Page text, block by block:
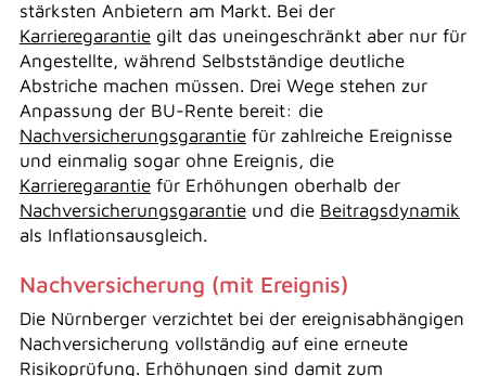
stärksten Anbietern am Markt. Bei der
Karrieregarantiegilt das uneingeschränkt aber nur für
Angestellte, während Selbstständige deutliche
Abstriche machen müssen. Drei Wege stehen zur
Anpassung der BU-Rente bereit: die
Nachversicherungsgarantiefür zahlreiche Ereignisse
und einmalig sogar ohne Ereignis, die
Karrieregarantiefür Erhöhungen oberhalb der
Nachversicherungsgarantieund die Beitragsdynamik
als Inflationsausgleich.
Nachversicherung (mit Ereignis)
Die Nürnberger verzichtet bei der ereignisabhängigen
Nachversicherung vollständig auf eine erneute
Risikoprüfung. Erhöhungen sind damit zum